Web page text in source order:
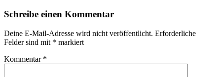
Schreibe einen Kommentar
Deine E-Mail-Adresse wird nicht veröffentlicht. Erforderliche
Felder sind mit * markiert
Kommentar *